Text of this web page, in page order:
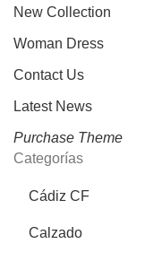
New Collection
Woman Dress
Contact Us
Latest News
Purchase Theme
Categorías
Cádiz CF
Calzado